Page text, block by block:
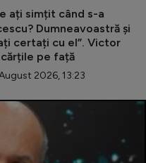
ați simțit când s-a
Dumneavoastră și
certați cu el”. Victor
pe față
2026, 13:23